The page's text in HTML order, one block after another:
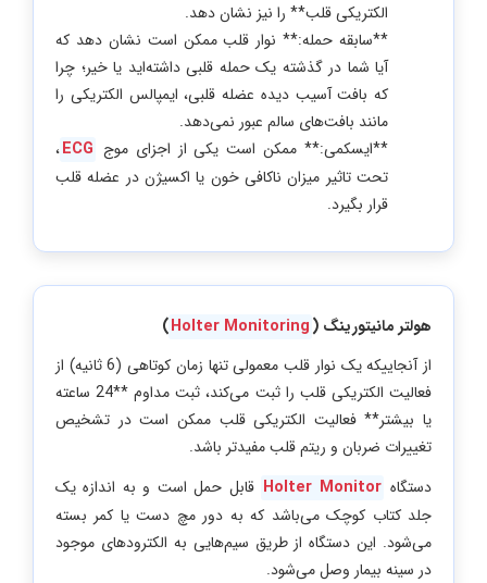
الکتریکی قلب** را نیز نشان دهد.
**سابقه حمله:** نوار قلب ممکن است نشان دهد که
آیا شما در گذشته یک حمله قلبی داشته‌اید یا خیر؛ چرا
که بافت آسیب دیده عضله قلبی، ایمپالس الکتریکی را
مانند بافت‌های سالم عبور نمی‌دهد.
**ایسکمی:** ممکن است یکی از اجزای موج ECG،
تحت تاثیر میزان ناکافی خون یا اکسیژن در عضله قلب
قرار بگیرد.
هولتر مانیتورینگ (Holter Monitoring
)
از آنجاییکه یک نوار قلب معمولی تنها زمان کوتاهی (6 ثانیه) از
فعالیت الکتریکی قلب را ثبت می‌کند، ثبت مداوم **24 ساعته
یا بیشتر** فعالیت الکتریکی قلب ممکن است در تشخیص
تغییرات ضربان و ریتم قلب مفیدتر باشد.
دستگاه Holter Monitor قابل حمل است و به اندازه یک
جلد کتاب کوچک می‌باشد که به دور مچ دست یا کمر بسته
می‌شود. این دستگاه از طریق سیم‌هایی به الکترودهای موجود
در سینه بیمار وصل می‌شود.